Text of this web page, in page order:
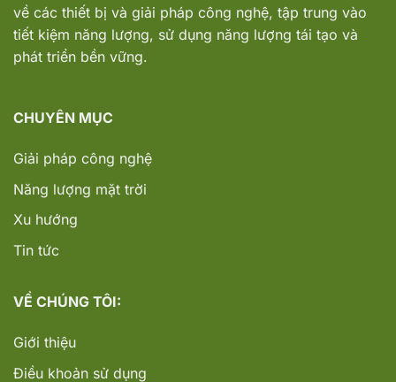
về các thiết bị và giải pháp công nghệ, tập trung vào
tiết kiệm năng lượng, sử dụng năng lượng tái tạo và
phát triển bền vững.
CHUYÊN MỤC
Giải pháp công nghệ
Năng lượng mặt trời
Xu hướng
Tin tức
VỀ CHÚNG TÔI:
Giới thiệu
Điều khoản sử dụng